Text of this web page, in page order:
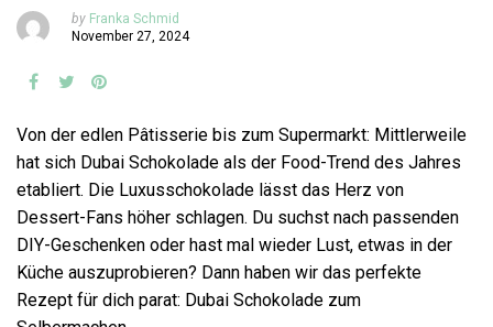
by Franka Schmid
November 27, 2024
Von der edlen Pâtisserie bis zum Supermarkt: Mittlerweile
hat sich Dubai Schokolade als der Food-Trend des Jahres
etabliert. Die Luxusschokolade lässt das Herz von
Dessert-Fans höher schlagen. Du suchst nach passenden
DIY-Geschenken oder hast mal wieder Lust, etwas in der
Küche auszuprobieren? Dann haben wir das perfekte
Rezept für dich parat: Dubai Schokolade zum